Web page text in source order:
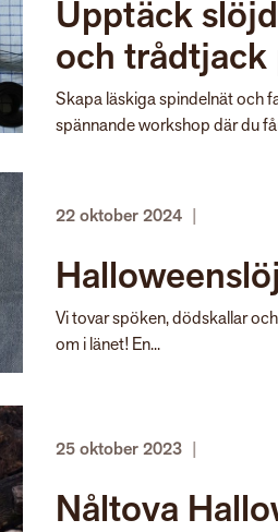
Upptäck
och
Skapa läskiga spindelnät och
spännande workshop där du
22 oktober 2024
Vi tovar spöken, dödskallar
om i länet! En...
25 oktober 2023
Nåltova